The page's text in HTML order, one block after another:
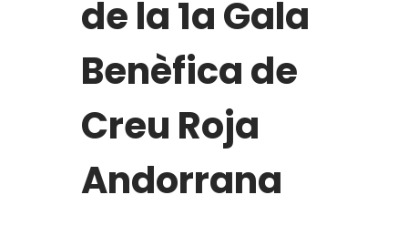
de la 1a Gala
Benèfica de
Creu Roja
Andorrana